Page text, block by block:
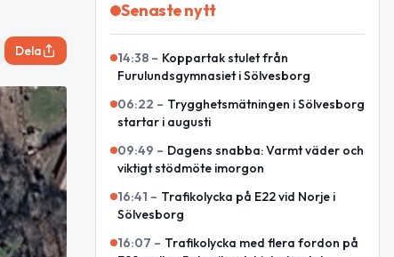
Dela
Senaste nytt
14:38 – Koppartak stulet från
Furulundsgymnasiet i Sölvesborg
06:22 – Trygghetsmätningen i Sölvesborg
startar i augusti
09:49 – Dagens snabba: Varmt väder och
viktigt stödmöte imorgon
16:41 – Trafikolycka på E22 vid Norje i
Sölvesborg
16:07 – Trafikolycka med flera fordon på